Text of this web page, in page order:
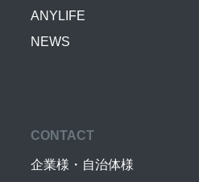
ANYLIFE
NEWS
CONTACT
企業様・自治体様